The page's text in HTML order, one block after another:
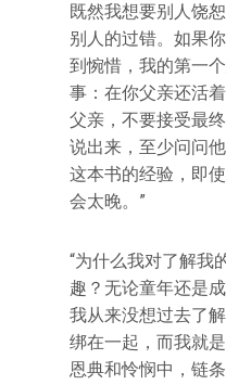
既然我想要别人饶
别人的过错。如果
到惋惜，我的第一
事：在你父亲还活
父亲，不要接受最
说出来，至少问问
这本书的经验，即
会太晚。”
“为什么我对了解我
趣？无论童年还是
我从来没想过去了
绑在一起，而我就
恩典和怜悯中，链